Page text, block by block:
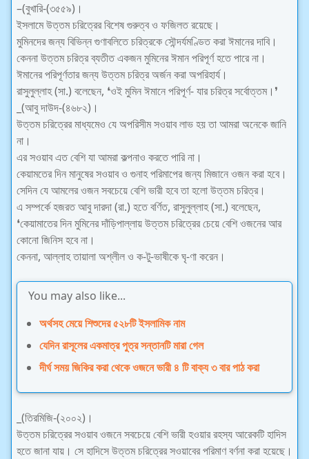
–(বুখারি-(৩৫৫৯)।
ইসলামে উত্তম চরিত্রের বিশেষ গুরুত্ব ও ফজিলত রয়েছে।
মুমিনদের জন্য বিভিন্ন গুণাবলিতে চরিত্রকে সৌন্দর্যমণ্ডিত করা ঈমানের দাবি।
কেননা উত্তম চরিত্র ব্যতীত একজন মুমিনের ঈমান পরিপূর্ণ হতে পারে না।
ঈমানের পরিপূর্ণতার জন্য উত্তম চরিত্র অর্জন করা অপরিহার্য।
রাসুলুল্লাহ (সা.) বলেছেন, ❛ওই মুমিন ঈমানে পরিপূর্ণ- যার চরিত্র সর্বোত্তম।❜
_(আবু দাউদ-(৪৬৮২)।
উত্তম চরিত্রের মাধ্যমেও যে অপরিসীম সওয়াব লাভ হয় তা আমরা অনেকে জানি
না।
এর সওয়াব এত বেশি যা আমরা কল্পনাও করতে পারি না।
কেয়ামতের দিন মানুষের সওয়াব ও গুনাহ পরিমাপের জন্য মিজানে ওজন করা হবে।
সেদিন যে আমলের ওজন সবচেয়ে বেশি ভারী হবে তা হলো উত্তম চরিত্র।
এ সম্পর্কে হজরত আবু দারদা (রা.) হতে বর্ণিত, রাসুলুল্লাহ (সা.) বলেছেন,
❛কেয়ামাতের দিন মুমিনের দাঁড়িপাল্লায় উত্তম চরিত্রের চেয়ে বেশি ওজনের আর
কোনো জিনিস হবে না।
কেননা, আল্লাহ‌ তায়ালা অশ্লীল ও ক-টু-ভাষীকে ঘৃ-ণা করেন।
You may also like...
অর্থসহ মেয়ে শিশুদের ৫২৮টি ইসলামিক নাম
যেদিন রাসূলের একমাত্র পুত্র সন্তানটি মারা গেল
দীর্ঘ সময় জিকির করা থেকে ওজনে ভারী ৪ টি বাক্য ৩ বার পাঠ করা
_(তিরমিজি-(২০০২)।
উত্তম চরিত্রের সওয়াব ওজনে সবচেয়ে বেশি ভারী হওয়ার রহস্য আরেকটি হাদিস
হতে জানা যায়। সে হাদিসে উত্তম চরিত্রের সওয়াবের পরিমাণ বর্ণনা করা হয়েছে।